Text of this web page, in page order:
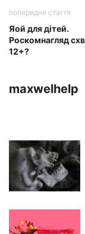
попередня стаття
Яой для дітей.
Роскомнагляд
12+?
maxwelhelp